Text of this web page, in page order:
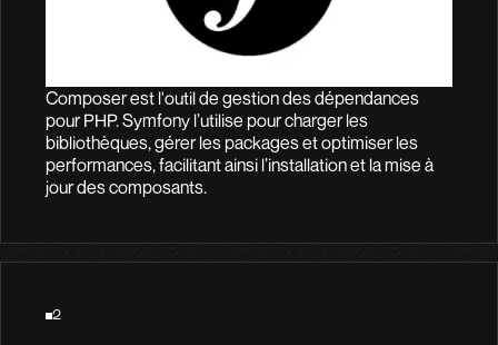
Composer est l'outil de gestion des dépendances
pour PHP. Symfony l’utilise pour charger les
bibliothèques, gérer les packages et optimiser les
performances, facilitant ainsi l’installation et la mise à
jour des composants.
2